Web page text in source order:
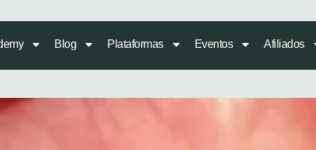
Blog Plataformas Eventos Afiliados